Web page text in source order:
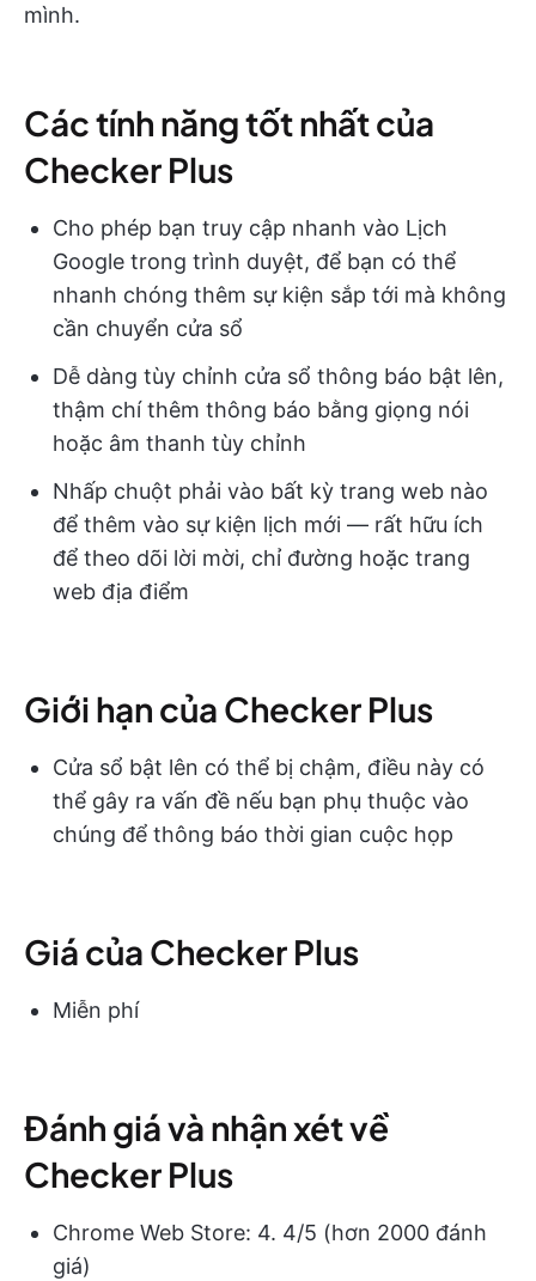
mình.
Các tính năng tốt nhất của
Checker Plus
Cho phép bạn truy cập nhanh vào Lịch
Google trong trình duyệt, để bạn có thể
nhanh chóng thêm sự kiện sắp tới mà không
cần chuyển cửa sổ
Dễ dàng tùy chỉnh cửa sổ thông báo bật lên,
thậm chí thêm thông báo bằng giọng nói
hoặc âm thanh tùy chỉnh
Nhấp chuột phải vào bất kỳ trang web nào
để thêm vào sự kiện lịch mới — rất hữu ích
để theo dõi lời mời, chỉ đường hoặc trang
web địa điểm
Giới hạn của Checker Plus
Cửa sổ bật lên có thể bị chậm, điều này có
thể gây ra vấn đề nếu bạn phụ thuộc vào
chúng để thông báo thời gian cuộc họp
Giá của Checker Plus
Miễn phí
Đánh giá và nhận xét về
Checker Plus
Chrome Web Store: 4. 4/5 (hơn 2000 đánh
giá)